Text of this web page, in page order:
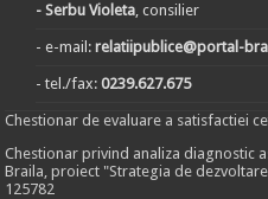
- Serbu Violeta, consilier
- e-mail:relatiipublice@portal-
- tel./fax:0239.627.675
Chestionar de evaluare a satisfactiei
Chestionar privind analiza diagnostic
Braila, proiect "Strategia de
125782